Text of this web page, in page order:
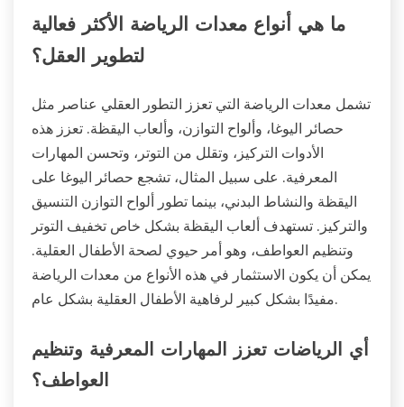
ما هي أنواع معدات الرياضة الأكثر فعالية
لتطوير العقل؟
تشمل معدات الرياضة التي تعزز التطور العقلي عناصر مثل
حصائر اليوغا، وألواح التوازن، وألعاب اليقظة. تعزز هذه
الأدوات التركيز، وتقلل من التوتر، وتحسن المهارات
المعرفية. على سبيل المثال، تشجع حصائر اليوغا على
اليقظة والنشاط البدني، بينما تطور ألواح التوازن التنسيق
والتركيز. تستهدف ألعاب اليقظة بشكل خاص تخفيف التوتر
وتنظيم العواطف، وهو أمر حيوي لصحة الأطفال العقلية.
يمكن أن يكون الاستثمار في هذه الأنواع من معدات الرياضة
مفيدًا بشكل كبير لرفاهية الأطفال العقلية بشكل عام.
أي الرياضات تعزز المهارات المعرفية وتنظيم
العواطف؟